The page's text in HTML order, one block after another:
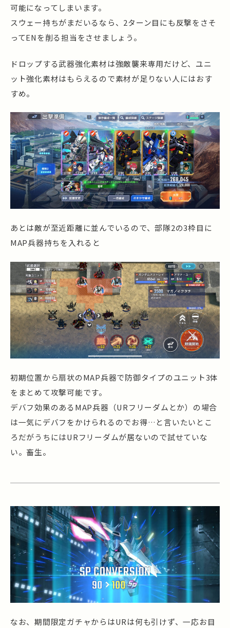
可能になってしまいます。
スウェー持ちがまだいるなら、2ターン目にも反撃をさそ
ってENを削る担当をさせましょう。
ドロップする武器強化素材は強敵襲来専用だけど、ユニ
ット強化素材はもらえるので素材が足りない人にはおす
すめ。
あとは敵が至近距離に並んでいるので、部隊2の3枠目に
MAP兵器持ちを入れると
初期位置から扇状のMAP兵器で防御タイプのユニット3体
をまとめて攻撃可能です。
デバフ効果のあるMAP兵器（URフリーダムとか）の場合
は一気にデバフをかけられるのでお得…と言いたいとこ
ろだがうちにはURフリーダムが居ないので試せていな
い。畜生。
なお、期間限定ガチャからはURは何も引けず、一応お目